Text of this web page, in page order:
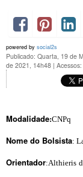
powered by social2s
Publicado: Quarta, 19 de
de 2021, 14h48 |
Modalidade:CNPq
Nome do Bolsista:
Orientador:Althieris